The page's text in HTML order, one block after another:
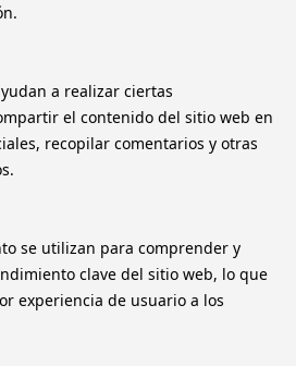
a realizar ciertas
el contenido del sitio web en
recopilar comentarios y otras
se utilizan para comprender y
clave del sitio web, lo que
experiencia de usuario a los